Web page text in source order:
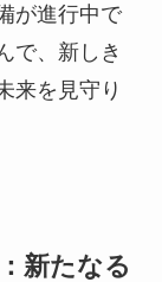
が進行中で
で、新しき
来を見守り
新たなる